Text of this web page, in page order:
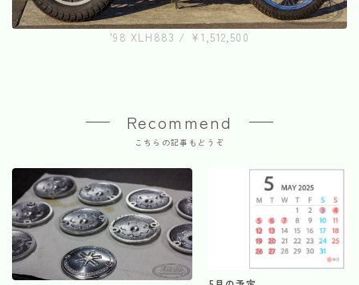
'98 XLH883 / ¥1,512,500
Recommend
こちらの記事もどうぞ